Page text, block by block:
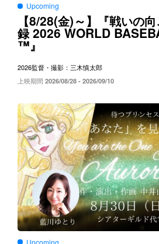
Upcoming
【8/28(金)～】『戦いの向
録2026 WORLD
™』
2026監督・撮影：三木慎太郎
上映期間 2026/08/28 - 2026/09/10
Upcoming